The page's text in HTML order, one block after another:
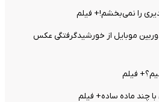
را نمی‌بخشم!+ فیلم
موبایل از خورشیدگرفتگی عکس
چند ماده ساده+ فیلم